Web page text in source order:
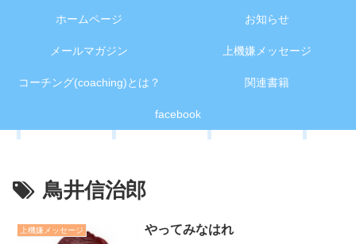
ホームページ お知らせ
メールマガジン 上機嫌メッセージ
コーチング(coaching)とは？ 関連書籍
facebook
鳥井信治郎
上機嫌メッセージ やってみなはれ